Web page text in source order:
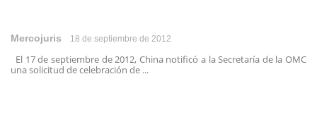
Mercojuris 18 de septiembre de 2012
El 17 de septiembre de 2012, China notificó a la Secretaría de la OMC
una solicitud de celebración de ...